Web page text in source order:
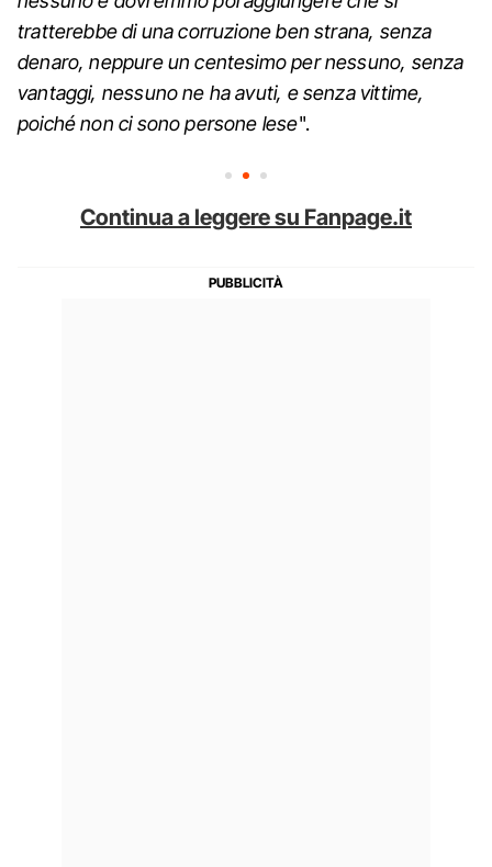
tratterebbe di una corruzione ben strana, senza
denaro, neppure un centesimo per nessuno, senza
vantaggi, nessuno ne ha avuti, e senza vittime,
poiché non ci sono persone lese".
Continua a leggere su Fanpage.it